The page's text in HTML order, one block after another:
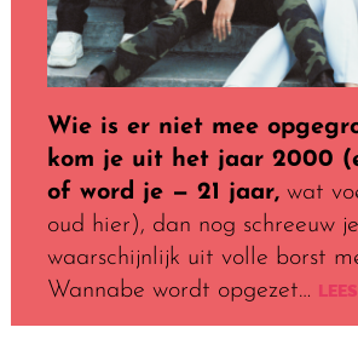
Wie is er niet mee
kom je uit het jaar 2000
of word je — 21 jaar,wat
oud hier), dan nog schreeuw je
waarschijnlijk uit volle borst
Wannabe wordt opgezet…